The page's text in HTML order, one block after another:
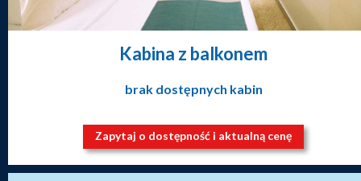
Kabina z balkonem
brak dostępnych kabin
Zapytaj o dostępność i aktualną cenę